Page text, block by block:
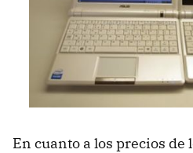
En cuanto a los precios de